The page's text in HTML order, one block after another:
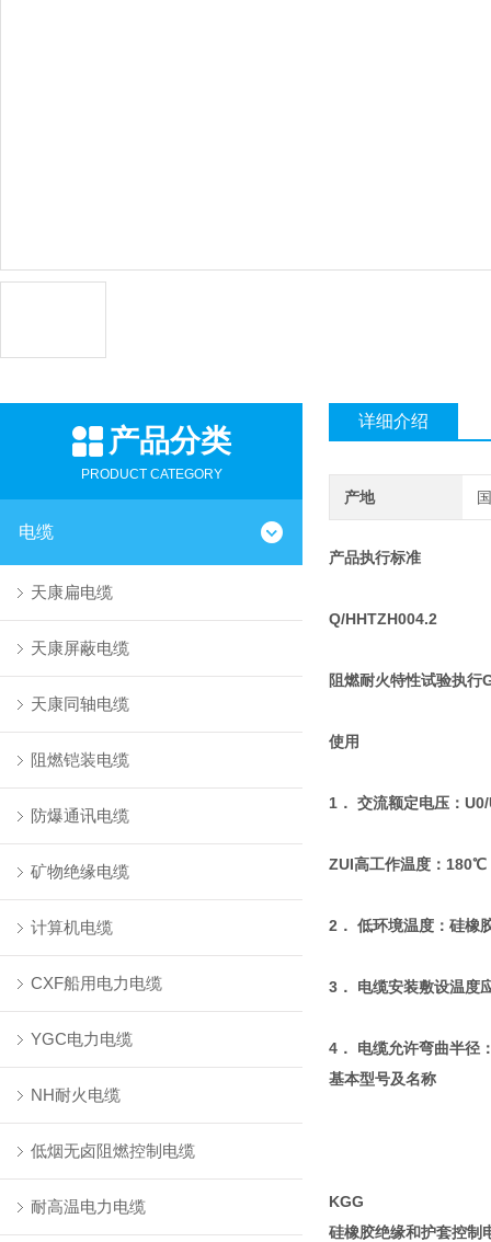
产品分类
PRODUCT CATEGORY
电缆
天康扁电缆
天康屏蔽电缆
天康同轴电缆
阻燃铠装电缆
防爆通讯电缆
矿物绝缘电缆
计算机电缆
CXF船用电力电缆
YGC电力电缆
NH耐火电缆
低烟无卤阻燃控制电缆
耐高温电力电缆
详细介绍
产地
产品执行标准
Q/HHTZH004.2
阻燃耐火特性试验执行
使用
1． 交流额定电压：
ZUI高工作温度：180℃
2． 低环境温度：硅橡
3． 电缆安装敷设温度
4． 电缆允许弯曲半径
基本型号及名称
KGG
硅橡胶绝缘和护套控制